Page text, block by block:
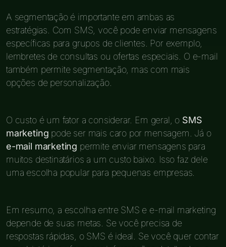
A segmentação é importante em ambas as
estratégias. Com SMS, você pode enviar mensagens
específicas para grupos de clientes. Por exemplo,
lembretes de consultas ou ofertas especiais. O e-mail
também permite segmentação, mas com mais
opções de personalização.
O custo é um fator a considerar. Em geral, o SMS
marketing pode ser mais caro por mensagem. Já o
e-mail marketing permite enviar mensagens para
muitos destinatários a um custo baixo. Isso faz dele
uma escolha popular para pequenas empresas.
Em resumo, a escolha entre SMS e e-mail marketing
depende de suas metas. Se você precisa de
respostas rápidas, o SMS é ideal. Se você quer contar